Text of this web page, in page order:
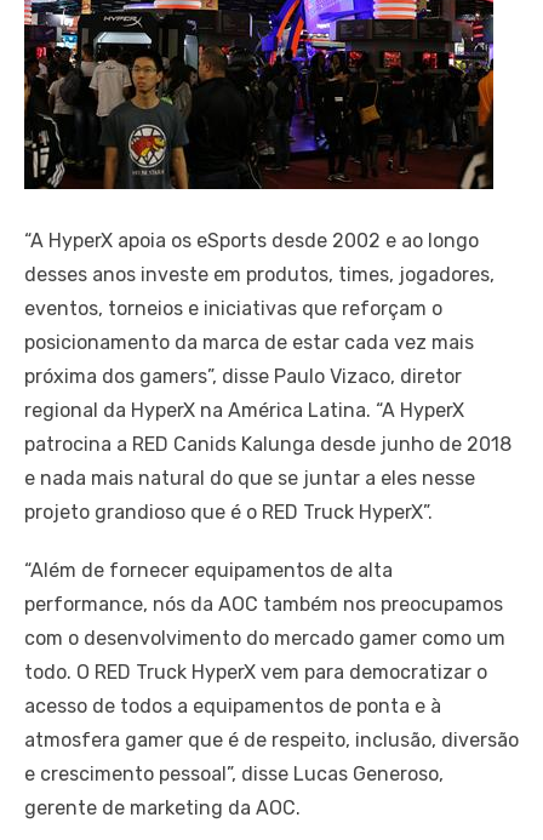
“A HyperX apoia os eSports desde 2002 e ao longo
desses anos investe em produtos, times, jogadores,
eventos, torneios e iniciativas que reforçam o
posicionamento da marca de estar cada vez mais
próxima dos gamers”, disse Paulo Vizaco, diretor
regional da HyperX na América Latina. “A HyperX
patrocina a RED Canids Kalunga desde junho de 2018
e nada mais natural do que se juntar a eles nesse
projeto grandioso que é o RED Truck HyperX”.
“Além de fornecer equipamentos de alta
performance, nós da AOC também nos preocupamos
com o desenvolvimento do mercado gamer como um
todo. O RED Truck HyperX vem para democratizar o
acesso de todos a equipamentos de ponta e à
atmosfera gamer que é de respeito, inclusão, diversão
e crescimento pessoal”, disse Lucas Generoso,
gerente de marketing da AOC.